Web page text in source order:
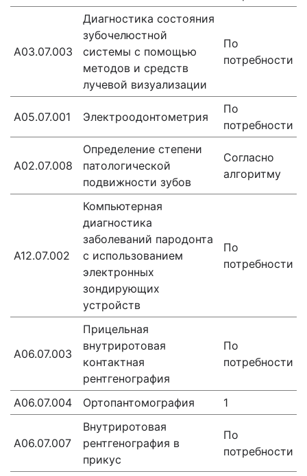
А03.07.003
Диагностика состояния
зубочелюстной
системы с помощью
методов и средств
лучевой визуализации
По
потребности
А05.07.001 Электроодонтометрия
По
потребности
А02.07.008
Определение степени
патологической
подвижности зубов
Согласно
алгоритму
А12.07.002
Компьютерная
диагностика
заболеваний пародонта
с использованием
электронных
зондирующих
устройств
По
потребности
A06.07.003
Прицельная
внутриротовая
контактная
рентгенография
По
потребности
A06.07.004 Ортопантомография 1
А06.07.007
Внутриротовая
рентгенография в
прикус
По
потребности